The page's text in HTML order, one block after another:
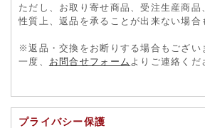
ただし、お取り寄せ商品、受注生産商品
性質上、返品を承ることが出来ない場合
※返品・交換をお断りする場合もござい
一度、 お問合せフォーム よりご連絡くだ
プライバシー保護